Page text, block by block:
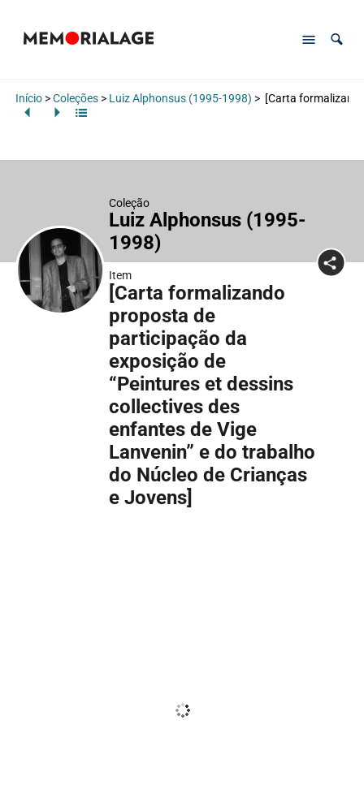
Início>Coleções> Luiz Alphonsus (1995-1998) > [Carta
Coleção
Luiz Alphonsus (1995-
1998)
Item
[Carta formalizando
proposta de
participação da
exposição de
“Peintures et dessins
collectives des
enfantes de Vige
Lanvenin” e do trabalho
do Núcleo de Crianças
e Jovens]